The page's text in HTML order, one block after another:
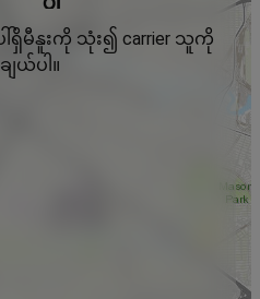
ရှိမီနူးကို သုံး၍ carrier သူကို
ျယ်ပါ။